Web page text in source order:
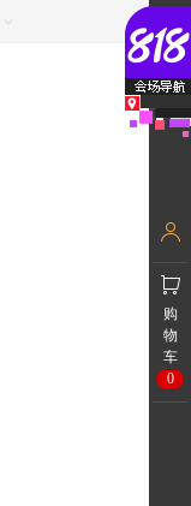

购
物
车
0